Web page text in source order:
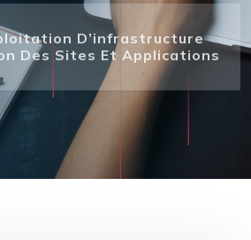
D’infrastructure
Des Sites Et Applications